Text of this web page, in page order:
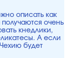
описать как
очень
кнедлики,
А если
будет